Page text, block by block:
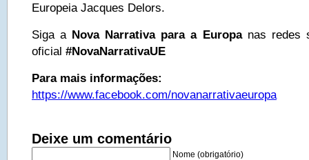
Europeia Jacques Delors.
Siga a Nova Narrativa para a Europanas redes
oficial #NovaNarrativaUE
Para mais informações:
https://www.facebook.com/novanarrativaeuropa
Deixe um comentário
Nome (obrigatório)